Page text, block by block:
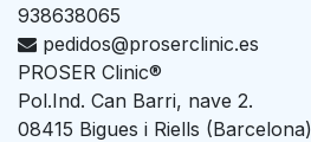
938638065
pedidos@proserclinic.es
PROSER Clinic®
Pol.Ind. Can Barri, nave 2.
08415 Bigues i Riells (Barcelona)